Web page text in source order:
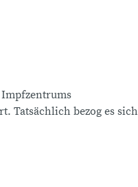
Impfzentrums
Tatsächlich bezog es sich